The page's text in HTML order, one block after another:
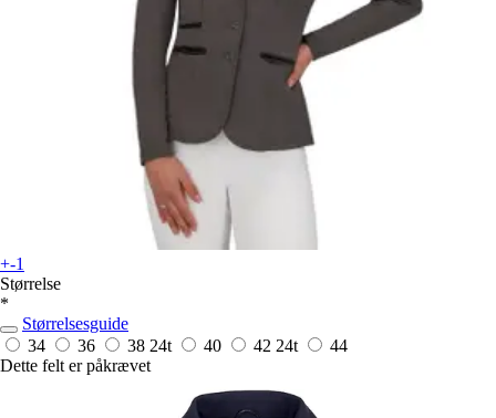
+-1
Størrelse
*
Størrelsesguide
34
36 38 24t 40 42 24t
44
Dette felt er påkrævet